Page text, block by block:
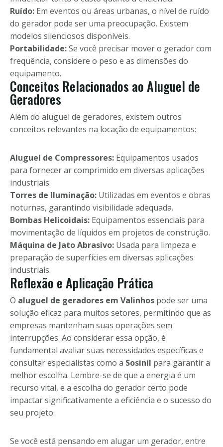
Ruído: Em eventos ou áreas urbanas, o nível de ruído
do gerador pode ser uma preocupação. Existem
modelos silenciosos disponíveis.
Portabilidade:Se você precisar mover o gerador com
frequência, considere o peso e as dimensões do
equipamento.
Conceitos Relacionados ao Aluguel de
Geradores
Além do aluguel de geradores, existem outros
conceitos relevantes na locação de equipamentos:
Aluguel de Compressores: Equipamentos usados
para fornecer ar comprimido em diversas aplicações
industriais.
Torres de Iluminação: Utilizadas em eventos e obras
noturnas, garantindo visibilidade adequada.
Bombas Helicoidais: Equipamentos essenciais para
movimentação de líquidos em projetos de construção.
Máquina de Jato Abrasivo: Usada para limpeza e
preparação de superfícies em diversas aplicações
industriais.
Reflexão e Aplicação Prática
O aluguel de geradores em Valinhos pode ser uma
solução eficaz para muitos setores, permitindo que as
empresas mantenham suas operações sem
interrupções. Ao considerar essa opção, é
fundamental avaliar suas necessidades específicas e
consultar especialistas como a Sosinil para garantir a
melhor escolha. Lembre-se de que a energia é um
recurso vital, e a escolha do gerador certo pode
impactar significativamente a eficiência e o sucesso do
seu projeto.
Se você está pensando em alugar um gerador, entre